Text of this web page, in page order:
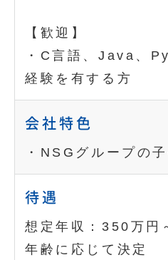
【歓迎】
・C言語、Java、
経験を有する方
会社特色
・NSGグループの
待遇
想定年収：350万
年齢に応じて決定